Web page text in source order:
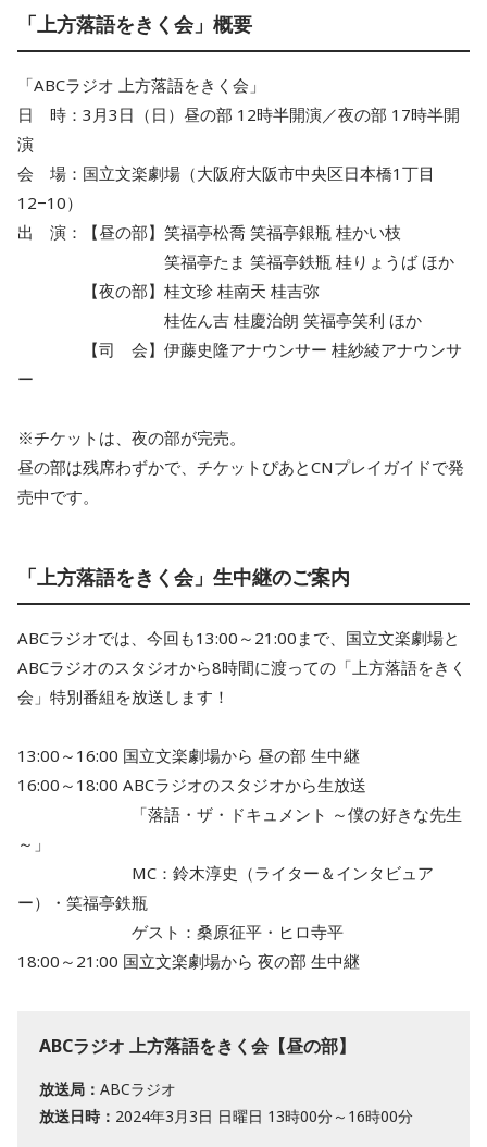
「上方落語をきく会」概要
「ABCラジオ 上方落語をきく会」
日 時：3月3日（日）昼の部 12時半開演／夜の部 17時半開
演
会 場：国立文楽劇場（大阪府大阪市中央区日本橋1丁目
12−10）
出 演：【昼の部】笑福亭松喬 笑福亭銀瓶 桂かい枝
笑福亭たま 笑福亭鉄瓶 桂りょうば ほか
【夜の部】桂文珍 桂南天 桂吉弥
桂佐ん吉 桂慶治朗 笑福亭笑利 ほか
【司 会】伊藤史隆アナウンサー 桂紗綾アナウンサ
ー
※チケットは、夜の部が完売。
昼の部は残席わずかで、チケットぴあとCNプレイガイドで発
売中です。
「上方落語をきく会」生中継のご案内
ABCラジオでは、今回も13:00～21:00まで、国立文楽劇場と
ABCラジオのスタジオから8時間に渡っての「上方落語をきく
会」特別番組を放送します！
13:00～16:00 国立文楽劇場から 昼の部 生中継
16:00～18:00 ABCラジオのスタジオから生放送
「落語・ザ・ドキュメント ～僕の好きな先生
～」
MC：鈴木淳史（ライター＆インタビュア
ー）・笑福亭鉄瓶
ゲスト：桑原征平・ヒロ寺平
18:00～21:00 国立文楽劇場から 夜の部 生中継
ABCラジオ 上方落語をきく会【昼の部】
放送局： ABCラジオ
放送日時： 2024年3月3日 日曜日 13時00分～16時00分